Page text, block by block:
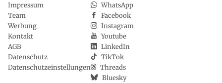
Impressum
Team
Werbung
Kontakt
AGB
Datenschutz
Datenschutzeinstellungen
WhatsApp
Facebook
Instagram
Youtube
LinkedIn
TikTok
Threads
Bluesky